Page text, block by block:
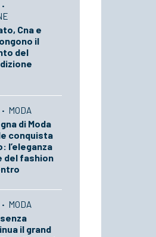
·
Cna e
il
del
· MODA
di Moda
conquista
l’eleganza
del fashion
· MODA
il grand